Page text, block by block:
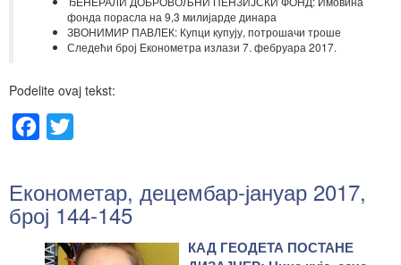
фонда порасла на 9,3 милијарде динара
ЗВОНИМИР ПАВЛЕК: Купци купују, потрошачи троше
Следећи број Економетра излази 7. фебруара 2017.
Podelite ovaj tekst:
Facebook
Економетар, децембар-јануар 2017,
број 144-145
КАД ГЕОДЕТА ПОСТАНЕ